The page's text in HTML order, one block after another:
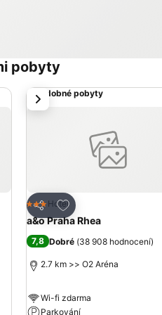
pobyty
hotelů
Podobné pobyty
Sdílet
Přidat na seznam
3 Počet hvězdiček
Hotel
a&o Praha Rhea
7,8 Dobré (38 908 hodnocení)
2.7 km >> O2 Aréna
Wi-fi zdarma
Parkování
další